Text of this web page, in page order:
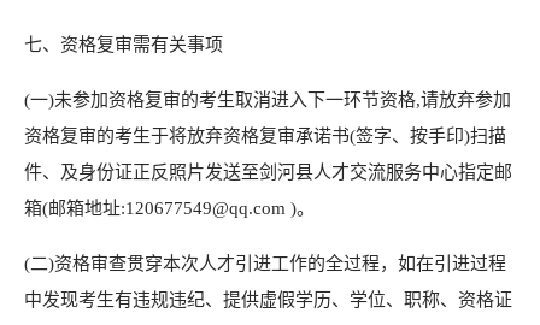
七、资格复审需有关事项
(一)未参加资格复审的考生取消进入下一环节资格,请放弃参加
资格复审的考生于将放弃资格复审承诺书(签字、按手印)扫描
件、及身份证正反照片发送至剑河县人才交流服务中心指定邮
箱(邮箱地址:120677549@qq.com )。
(二)资格审查贯穿本次人才引进工作的全过程，如在引进过程
中发现考生有违规违纪、提供虚假学历、学位、职称、资格证